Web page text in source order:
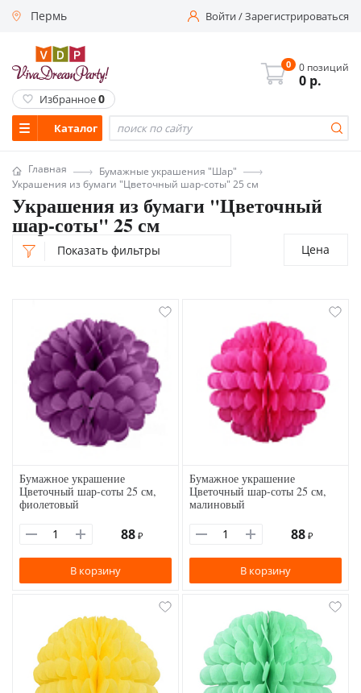
Пермь Войти/Зарегистрироваться
Каталог
0 0 позиций
0 р.
Избранное0
Главная
Бумажные украшения "Шар"
Украшения из бумаги "Цветочный шар-соты" 25 см
Украшения из бумаги "Цветочный
шар-соты" 25 см
Показать фильтры Цена
Бумажное украшение
Цветочный шар-соты 25 см,
фиолетовый
88 ₽
В корзину
Бумажное украшение
Цветочный шар-соты 25 см,
малиновый
88 ₽
В корзину